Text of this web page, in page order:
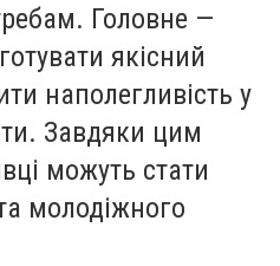
Головне —
якісний
наполегливість у
Завдяки цим
можуть стати
молодіжного